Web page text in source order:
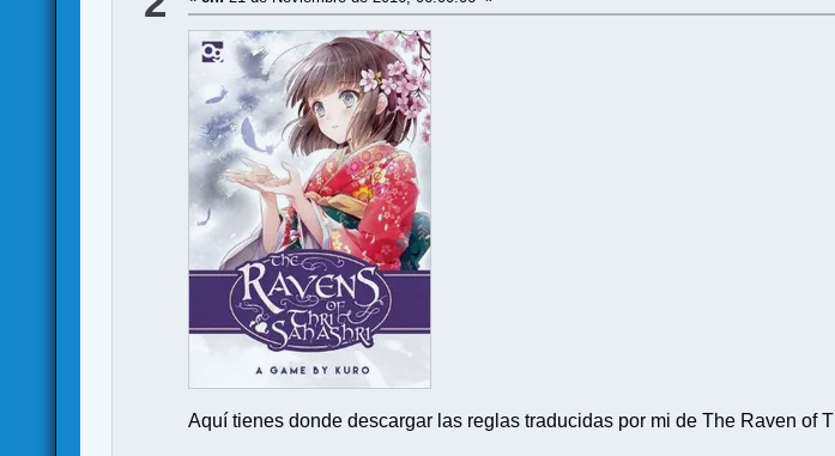
Aquí tienes donde descargar las reglas traducidas por mi de The Raven of